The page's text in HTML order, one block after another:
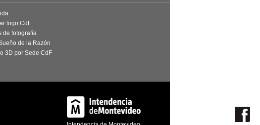
logo CdF
de fotografía
de la Razón
3D por Sede CdF